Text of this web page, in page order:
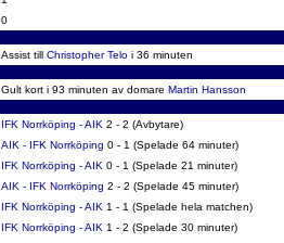
0
Assist till Christopher Telo i 36 minuten
Gult kort i 93 minuten av domare Martin Hansson
IFK Norrköping - AIK 2 - 2 (Avbytare)
AIK - IFK Norrköping 0 - 1 (Spelade 64 minuter)
IFK Norrköping - AIK 0 - 1 (Spelade 21 minuter)
AIK - IFK Norrköping 2 - 2 (Spelade 45 minuter)
IFK Norrköping - AIK 1 - 1 (Spelade hela matchen)
IFK Norrköping - AIK 1 - 2 (Spelade 30 minuter)